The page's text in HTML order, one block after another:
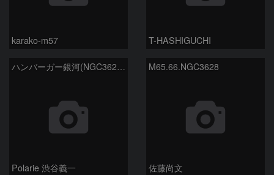
karako-m57 T-HASHIGUCHI
ハンバーガー銀河(NGC3628) M66 M65
Polarie 渋谷義一
M65.66.NGC3628
佐藤尚文